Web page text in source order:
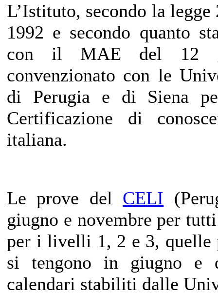
L’Istituto, secondo la
1992 e secondo quanto
con il MAE del 12
convenzionato con le
di Perugia e di Siena
Certificazione di
italiana.
Le prove del CELI
giugno e novembre per
per i livelli 1, 2 e 3,
si tengono in giugno e
calendari stabiliti dalle